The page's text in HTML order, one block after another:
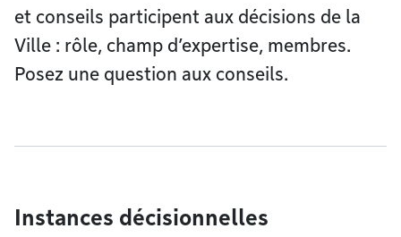
et conseils participent aux décisions de la
Ville : rôle, champ d’expertise, membres.
Posez une question aux conseils.
Instances décisionnelles